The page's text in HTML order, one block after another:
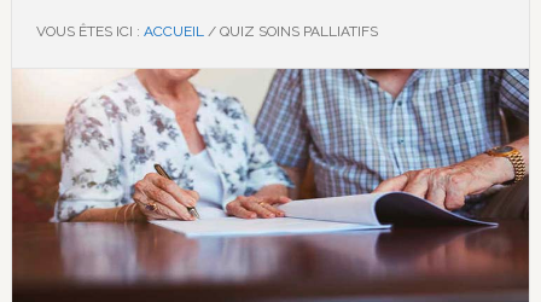
VOUS ÊTES ICI : ACCUEIL /QUIZ SOINS PALLIATIFS